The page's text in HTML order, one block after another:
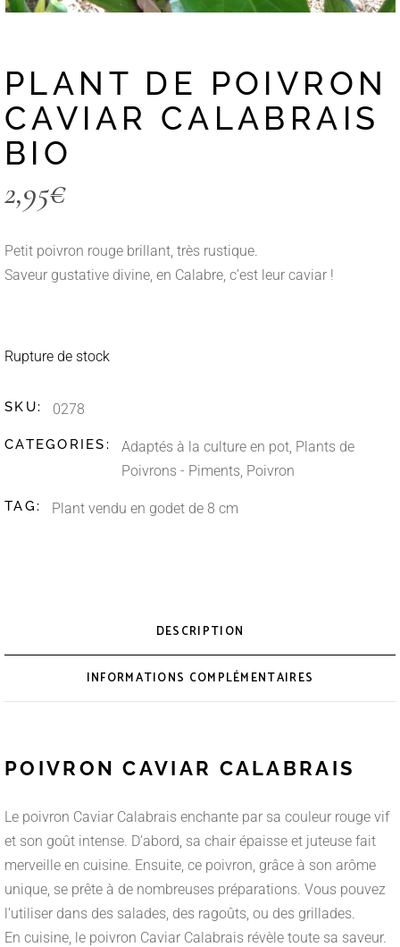
PLANT DE POIVRON
CAVIAR CALABRAIS
BIO
2,95€
Petit poivron rouge brillant, très rustique.
Saveur gustative divine, en Calabre, c’est leur caviar !
Rupture de stock
SKU: 0278
CATEGORIES: Adaptés à la culture en pot, Plants de
Poivrons - Piments, Poivron
TAG: Plant vendu en godet de 8 cm
DESCRIPTION
INFORMATIONS COMPLÉMENTAIRES
POIVRON CAVIAR CALABRAIS
Le poivron Caviar Calabrais enchante par sa couleur rouge vif
et son goût intense. D’abord, sa chair épaisse et juteuse fait
merveille en cuisine. Ensuite, ce poivron, grâce à son arôme
unique, se prête à de nombreuses préparations. Vous pouvez
l’utiliser dans des salades, des ragoûts, ou des grillades.
En cuisine, le poivron Caviar Calabrais révèle toute sa saveur.